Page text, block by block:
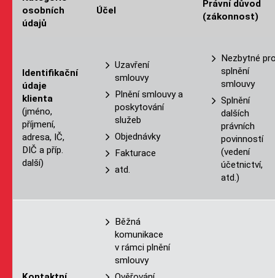
osobních
údajů
Účel
Právní důvod
(zákonnost)
Identifikační
údaje
klienta
(jméno,
příjmení,
adresa, IČ,
DIČ a příp.
další)
Uzavření
smlouvy
Plnění smlouvy a
poskytování
služeb
Objednávky
Fakturace
atd.
Nezbytné
splnění
smlouvy
Splnění
dalších
právních
povinností
(vedení
účetnictví,
atd.)
Běžná
komunikace
v rámci plnění
smlouvy